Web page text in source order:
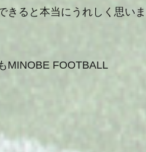
きると本当にうれしく思いま
MINOBE FOOTBALL